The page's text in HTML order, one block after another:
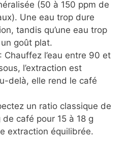
(50 à 150 ppm de
Une eau trop dure
tandis qu’une eau trop
goût plat.
: Chauffez l’eau entre 90 et
l’extraction est
delà, elle rend le café
un ratio classique de
de café pour 15 à 18 g
extraction équilibrée.